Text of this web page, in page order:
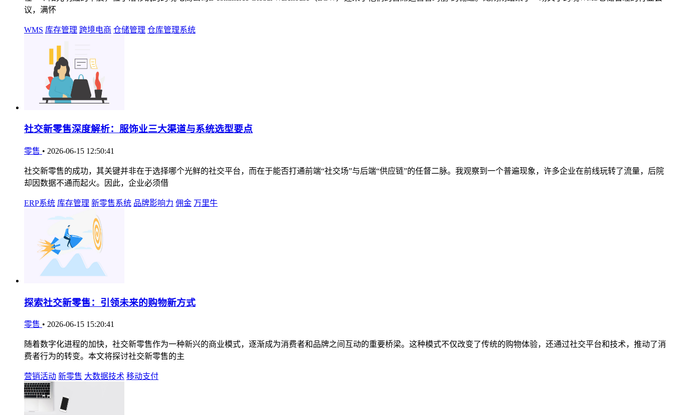
议，满怀
WMS 库存管理 跨境电商 仓储管理 仓库管理系统
社交新零售深度解析：服饰业三大渠道与系统选型要点
零售 • 2026-06-15 12:50:41
社交新零售的成功，其关键并非在于选择哪个光鲜的社交平台，而在于能否打通前端“社交场”与后端“供应链”的任督二脉。我观察到一个普遍现象，许多企业在前线玩转了流量，后院
却因数据不通而起火。因此，企业必须借
ERP系统 库存管理 新零售系统 品牌影响力 佣金 万里牛
探索社交新零售：引领未来的购物新方式
零售 • 2026-06-15 15:20:41
随着数字化进程的加快，社交新零售作为一种新兴的商业模式，逐渐成为消费者和品牌之间互动的重要桥梁。这种模式不仅改变了传统的购物体验，还通过社交平台和技术，推动了消
费者行为的转变。本文将探讨社交新零售的主
营销活动 新零售 大数据技术 移动支付